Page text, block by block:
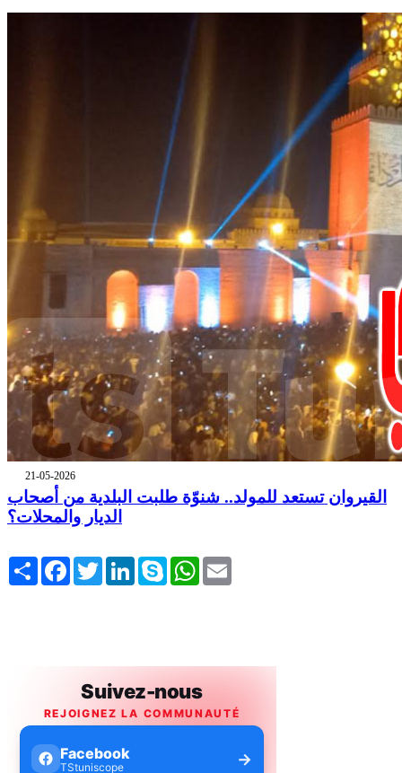
21-05-2026
القيروان تستعد للمولد.. شنوّة طلبت البلدية من أصحاب
الديار والمحلات؟
Share FacebookTwitterLinkedInSkype WhatsApp